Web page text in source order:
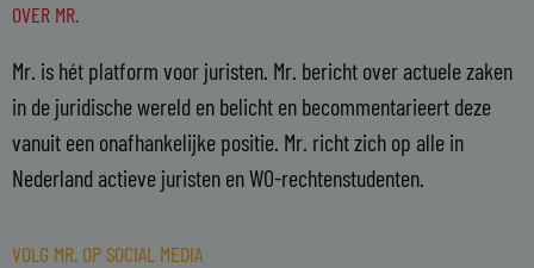
OVER MR.
Mr. is hét platform voor juristen. Mr. bericht over actuele zaken
in de juridische wereld en belicht en becommentarieert deze
vanuit een onafhankelijke positie. Mr. richt zich op alle in
Nederland actieve juristen en WO-rechtenstudenten.
VOLG MR. OP SOCIAL MEDIA